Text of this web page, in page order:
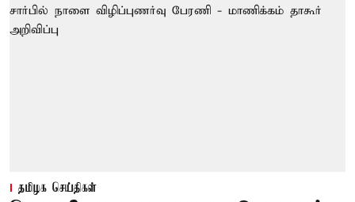
தமிழக செய்திகள்